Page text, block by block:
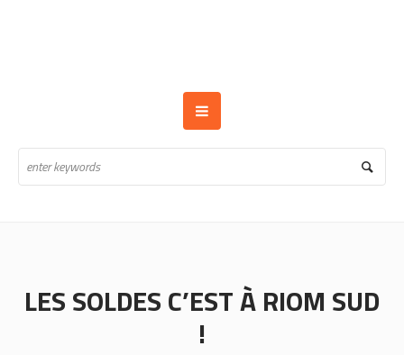
LES SOLDES C’EST À RIOM SUD
!